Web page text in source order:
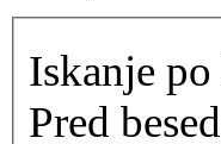
Iskanje
Pred